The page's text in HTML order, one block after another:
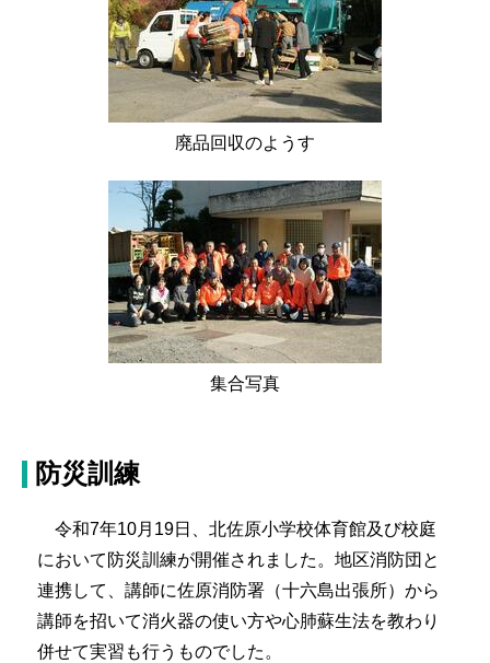
廃品回収のようす
集合写真
防災訓練
令和7年10月19日、北佐原小学校体育館及び校庭
において防災訓練が開催されました。地区消防団と
連携して、講師に佐原消防署（十六島出張所）から
講師を招いて消火器の使い方や心肺蘇生法を教わり
併せて実習も行うものでした。